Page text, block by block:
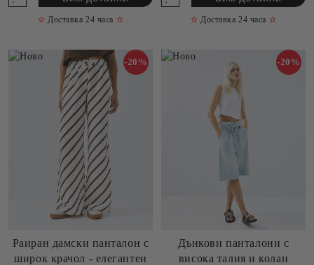
✫ Доставка 24 часа ✫ ✫ Доставка 24 часа ✫
Раиран дамски панталон с
широк крачол - елегантен
-20%
Дънкови панталони с
висока талия и колан
-20%